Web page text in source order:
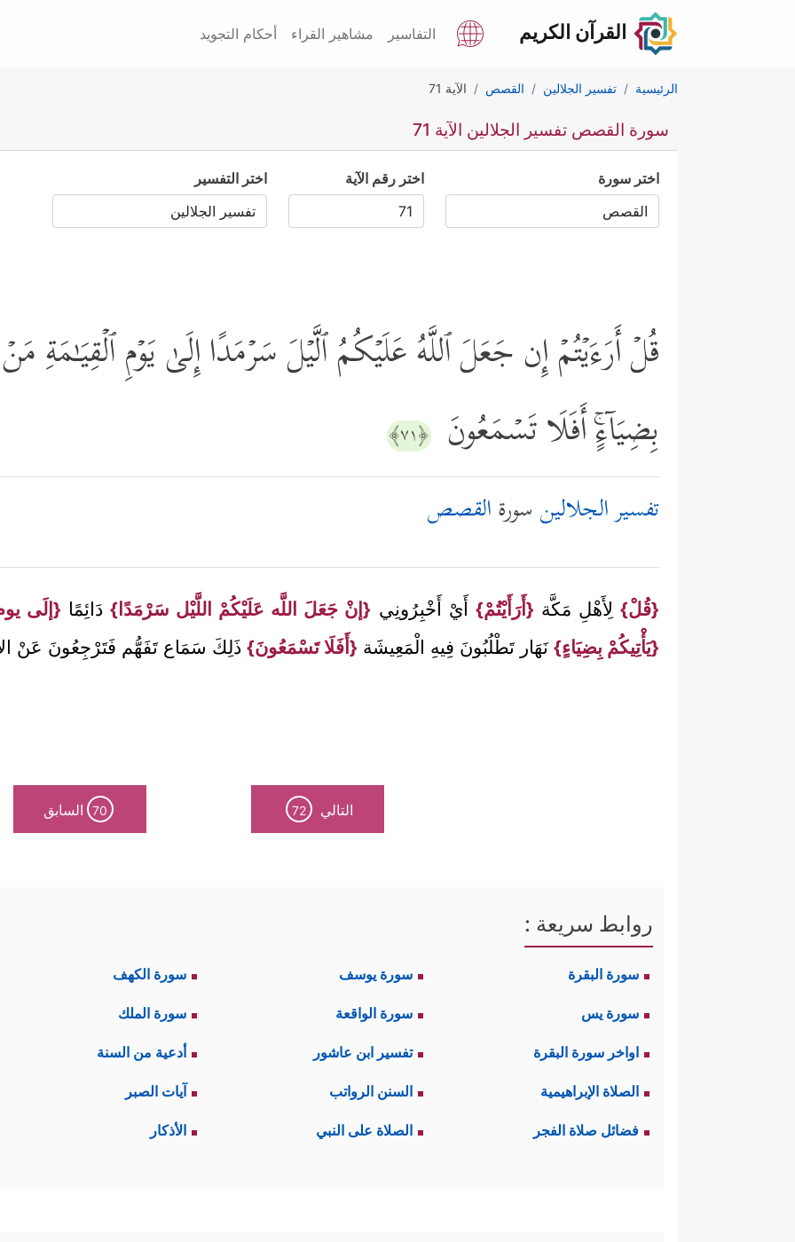
القرآن الكريم التفاسير مشاهير القراء أحكام التجويد
الرئيسية تفسير الجلالين القصص الآية 71
سورة القصص تفسير الجلالين الآية 71
اختر سورة اختر رقم الآية اختر التفسير
قُلۡ أَرَءَیۡتُمۡ إِن جَعَلَ ٱللَّهُ عَلَیۡكُمُ ٱلَّیۡلَ سَرۡمَدًا إِلَىٰ یَوۡمِ ٱلۡقِیَـٰمَةِ مَنۡ
بِضِیَاۤءٍۚ أَفَلَا تَسۡمَعُونَ ﴿٧١﴾
تفسير الجلالين سورةالقصص
{قُلْ}لِأَهْلِ مَكَّة {أَرَأَيْتُمْ} أَيْ أَخْبِرُونِي {إنْ جَعَلَ اللَّه عَلَيْكُمْ اللَّيْل سَرْمَدًا} دَائِمًا {إلَى
{يَأْتِيكُمْ بِضِيَاءٍ} نَهَار تَطْلُبُونَ فِيهِ الْمَعِيشَة {أَفَلَا تَسْمَعُونَ} ذَلِكَ سَمَاع تَفَهُّم فَتَرْجِعُونَ عَنْ
التالي 72
70 السابق
روابط سريعة :
سورة البقرة سورة يوسف سورة الكهف
سورة يس سورة الواقعة سورة الملك
اواخر سورة البقرة تفسير ابن عاشور أدعية من السنة
الصلاة الإبراهيمية السنن الرواتب آيات الصبر
فضائل صلاة الفجر الصلاة على النبي الأذكار